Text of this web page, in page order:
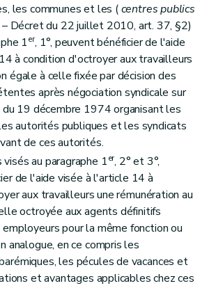
les communes et les (centres publics
– Décret du 22 juillet 2010, art. 37, §2)
1er, 1°, peuvent bénéficier de l'aide
à condition d'octroyer aux travailleurs
égale à celle fixée par décision des
après négociation syndicale sur
19 décembre 1974 organisant les
autorités publiques et les syndicats
de ces autorités.
au paragraphe 1er, 2° et 3°,
de l'aide visée à l'article 14 à
aux travailleurs une rémunération au
octroyée aux agents définitifs
employeurs pour la même fonction ou
analogue, en ce compris les
les pécules de vacances et
et avantages applicables chez ces